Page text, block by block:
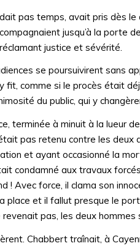
pas temps, avait pris dès
jusqu’à la porte
justice et sévérité.
se poursuivirent sans
fit, comme si le procès était
du public, qui y
terminée à minuit à la lueur
pas retenu contre les
et ayant occasionné la
condamné aux travaux
! Avec force, il clama son
place et il fallut presque le
pas, les deux hommes
Chabbert traînait, à
1630